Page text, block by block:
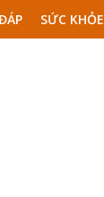
SỨC KHỎE